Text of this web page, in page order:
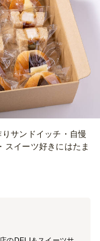
サンドイッチ・自慢
スイーツ好きにはたま